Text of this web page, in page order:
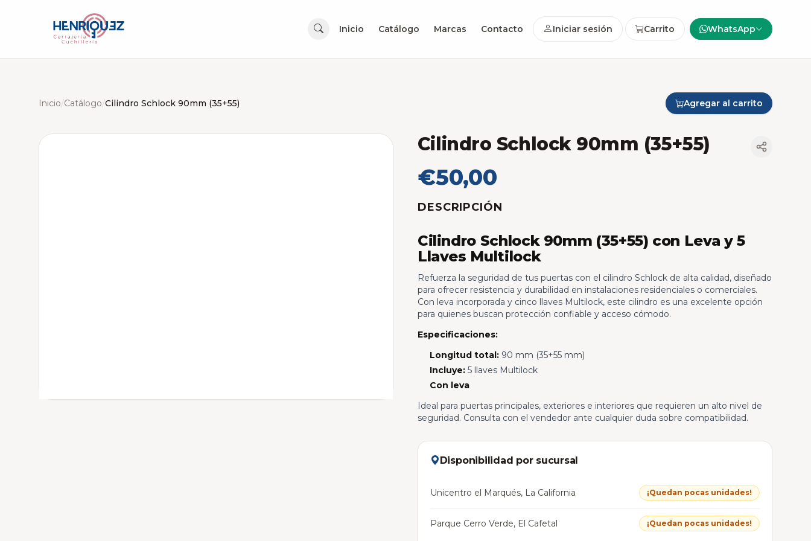
Inicio Catálogo Marcas Contacto Iniciar sesión Carrito WhatsApp
Inicio/Catálogo/Cilindro Schlock 90mm (35+55) Agregar al carrito
Cilindro Schlock 90mm (35+55)
€50,00
DESCRIPCIÓN
Cilindro Schlock 90mm (35+55) con Leva y 5
Llaves Multilock
Refuerza la seguridad de tus puertas con el cilindro Schlock de alta calidad, diseñado
para ofrecer resistencia y durabilidad en instalaciones residenciales o comerciales.
Con leva incorporada y cinco llaves Multilock, este cilindro es una excelente opción
para quienes buscan protección confiable y acceso cómodo.
Especificaciones:
Longitud total:90 mm (35+55 mm)
Incluye:5 llaves Multilock
Con leva
Ideal para puertas principales, exteriores e interiores que requieren un alto nivel de
seguridad. Consulta con el vendedor ante cualquier duda sobre compatibilidad.
Disponibilidad por sucursal
Unicentro el Marqués, La California ¡Quedan pocas unidades!
Parque Cerro Verde, El Cafetal ¡Quedan pocas unidades!